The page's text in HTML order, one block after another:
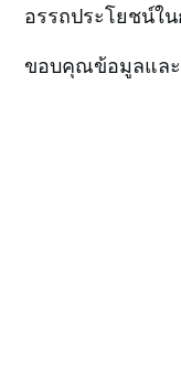
อรรถประโยชน์ใ
ขอบคุณข้อมูลแล